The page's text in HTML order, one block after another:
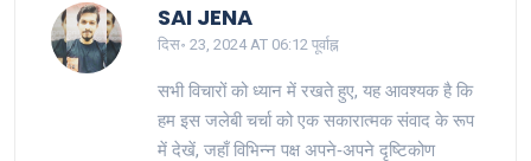
SAI JENA
दिस॰ 23, 2024 AT 06:12 पूर्वाह्न
सभी विचारों को ध्यान में रखते हुए, यह आवश्यक है कि
हम इस जलेबी चर्चा को एक सकारात्मक संवाद के रूप
में देखें, जहाँ विभिन्न पक्ष अपने‑अपने दृष्टिकोण